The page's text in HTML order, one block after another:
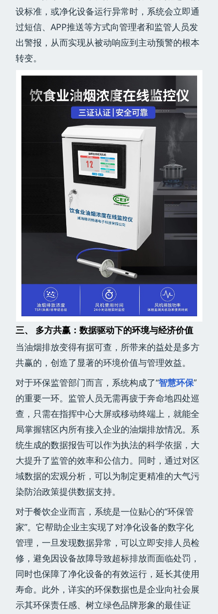
设标准，或净化设备运行异常时，系统会立即通
过短信、APP推送等方式向管理者和监管人员发
出警报，从而实现从被动响应到主动预警的根本
转变。
三、 多方共赢：数据驱动下的环境与经济价值
当油烟排放变得有据可查，所带来的益处是多方
共赢的，创造了显著的环境价值与管理效益。
对于环保监管部门而言，系统构成了“智慧环保”
的重要一环。监管人员无需再疲于奔命地四处巡
查，只需在指挥中心大屏或移动终端上，就能全
局掌握辖区内所有接入企业的油烟排放情况。系
统生成的数据报告可以作为执法的科学依据，大
大提升了监管的效率和公信力。同时，通过对区
域数据的宏观分析，可以为制定更精准的大气污
染防治政策提供数据支持。
对于餐饮企业而言，系统是一位贴心的“环保管
家”。它帮助企业主实现了对净化设备的数字化
管理，一旦发现数据异常，可以立即安排人员检
修，避免因设备故障导致超标排放而面临处罚，
同时也保障了净化设备的有效运行，延长其使用
寿命。此外，详实的环保数据也是企业向社会展
示其环保责任感、树立绿色品牌形象的最佳证